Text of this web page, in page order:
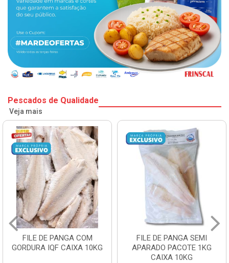
Pescados de Qualidade
Veja mais
FILE DE PANGA SEMI
APARADO PACOTE 1KG
POLACA DESFIADA
PESCAMARES PCT5KG
CX10KG